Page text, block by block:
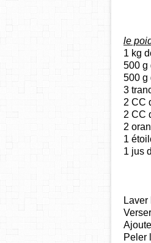
le
1 kg
500 g
500 g
3
2 CC
2 CC
2
1
1 jus
Peler